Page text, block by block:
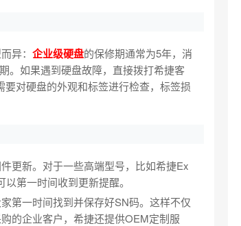
异： 企业级硬盘的保修期通常为5年，消
。如果遇到硬盘故障，直接拨打希捷客
对硬盘的外观和标签进行检查，标签损
更新。对于一些高端型号，比如希捷Ex
第一时间收到更新提醒。
第一时间找到并保存好SN码。这样不仅
的企业客户，希捷还提供OEM定制服